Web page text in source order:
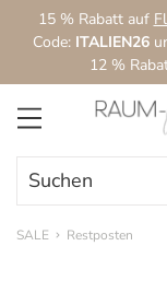
Zum Hauptinhalt
15 % Rabatt auf
Code: ITALIEN26
12 %
SALE Restposten